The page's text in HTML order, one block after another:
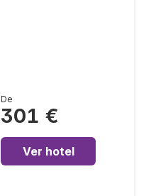
De
301 €
Ver hotel